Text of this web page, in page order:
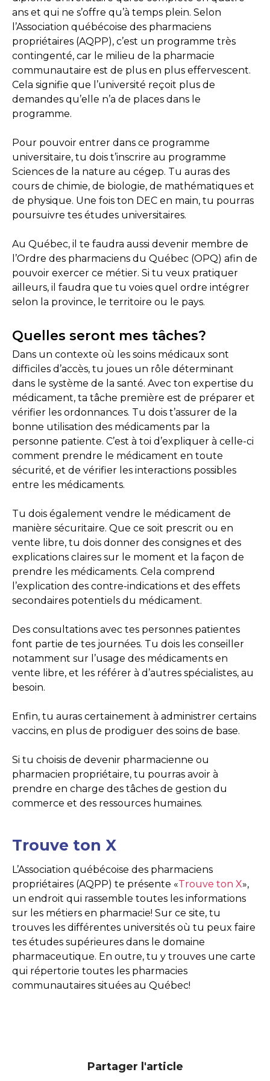
ans et qui ne s’offre qu’à temps plein. Selon
l’Association québécoise des pharmaciens
propriétaires (AQPP), c’est un programme très
contingenté, car le milieu de la pharmacie
communautaire est de plus en plus effervescent.
Cela signifie que l’université reçoit plus de
demandes qu’elle n’a de places dans le
programme.
Pour pouvoir entrer dans ce programme
universitaire, tu dois t’inscrire au programme
Sciences de la nature au cégep. Tu auras des
cours de chimie, de biologie, de mathématiques et
de physique. Une fois ton DEC en main, tu pourras
poursuivre tes études universitaires.
Au Québec, il te faudra aussi devenir membre de
l’Ordre des pharmaciens du Québec (OPQ) afin de
pouvoir exercer ce métier. Si tu veux pratiquer
ailleurs, il faudra que tu voies quel ordre intégrer
selon la province, le territoire ou le pays.
Quelles seront mes tâches?
Dans un contexte où les soins médicaux sont
difficiles d’accès, tu joues un rôle déterminant
dans le système de la santé. Avec ton expertise du
médicament, ta tâche première est de préparer et
vérifier les ordonnances. Tu dois t’assurer de la
bonne utilisation des médicaments par la
personne patiente. C’est à toi d’expliquer à celle-ci
comment prendre le médicament en toute
sécurité, et de vérifier les interactions possibles
entre les médicaments.
Tu dois également vendre le médicament de
manière sécuritaire. Que ce soit prescrit ou en
vente libre, tu dois donner des consignes et des
explications claires sur le moment et la façon de
prendre les médicaments. Cela comprend
l’explication des contre-indications et des effets
secondaires potentiels du médicament.
Des consultations avec tes personnes patientes
font partie de tes journées. Tu dois les conseiller
notamment sur l’usage des médicaments en
vente libre, et les référer à d’autres spécialistes, au
besoin.
Enfin, tu auras certainement à administrer certains
vaccins, en plus de prodiguer des soins de base.
Si tu choisis de devenir pharmacienne ou
pharmacien propriétaire, tu pourras avoir à
prendre en charge des tâches de gestion du
commerce et des ressources humaines.
Trouve ton X
L’Association québécoise des pharmaciens
propriétaires (AQPP) te présente «Trouve ton X»,
un endroit qui rassemble toutes les informations
sur les métiers en pharmacie! Sur ce site, tu
trouves les différentes universités où tu peux faire
tes études supérieures dans le domaine
pharmaceutique. En outre, tu y trouves une carte
qui répertorie toutes les pharmacies
communautaires situées au Québec!
Partager l'article